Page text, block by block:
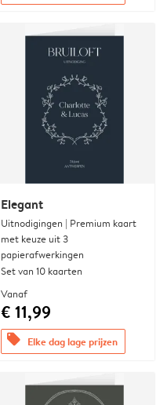
Elegant
Uitnodigingen | Premium kaart
met keuze uit 3
papierafwerkingen
Set van 10 kaarten
Vanaf
€ 11,99
offers Elke dag lage prijzen